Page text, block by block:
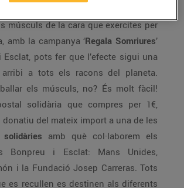
músculs de la cara que exercites per
amb la campanya ‘Regala Somriures’
Esclat, pots fer que l’efecte sigui una
arribi a tots els racons del planeta.
els músculs, no? És molt fàcil!
solidària que compres per 1€,
del mateix import a una de les
amb què col·laborem els
Bonpreu i Esclat: Mans Unides,
i la Fundació Josep Carreras. Tots
es recullen es destinen als diferents